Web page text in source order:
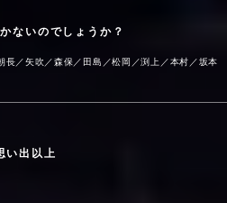
ないのでしょうか？
／矢吹／森保／田島／松岡／渕上／本村／坂本
い出以上